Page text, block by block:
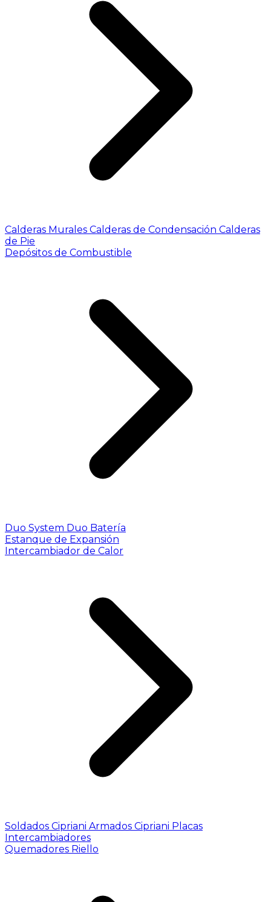
Calderas Murales Calderas de Condensación Calderas
de Pie
Depósitos de Combustible
Duo System Duo Batería
Estanque de Expansión
Intercambiador de Calor
Soldados Cipriani Armados Cipriani Placas
Intercambiadores
Quemadores Riello